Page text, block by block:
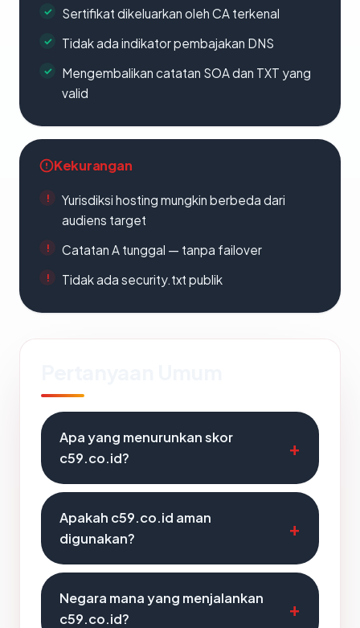
Sertifikat dikeluarkan oleh CA terkenal
Tidak ada indikator pembajakan DNS
Mengembalikan catatan SOA dan TXT yang
valid
Kekurangan
Yurisdiksi hosting mungkin berbeda dari
audiens target
Catatan A tunggal — tanpa failover
Tidak ada security.txt publik
Apa yang menurunkan skor
c59.co.id?
Apakah c59.co.id aman
digunakan?
Negara mana yang menjalankan
c59.co.id?